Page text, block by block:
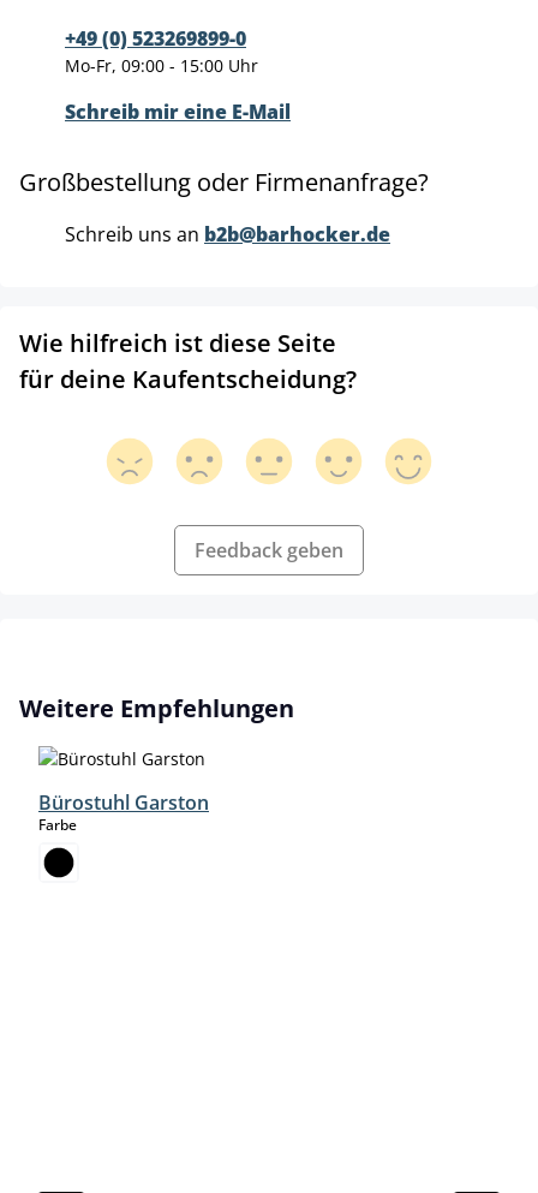
+49 (0) 523269899-0
Mo-Fr, 09:00 - 15:00 Uhr
Schreib mir eine E-Mail
Großbestellung oder Firmenanfrage?
Schreib uns an b2b@barhocker.de
Wie hilfreich ist diese Seite
für deine Kaufentscheidung?
Feedback geben
Produktgalerie überspringen
Weitere Empfehlungen
Bürostuhl Garston
Farbeauswählen